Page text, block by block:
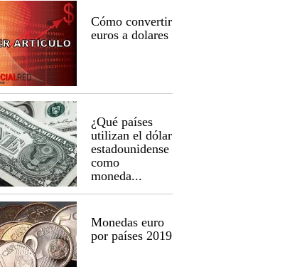
Cómo convertir
euros a dolares
¿Qué países
utilizan el dólar
estadounidense
como
moneda...
Monedas euro
por países 2019